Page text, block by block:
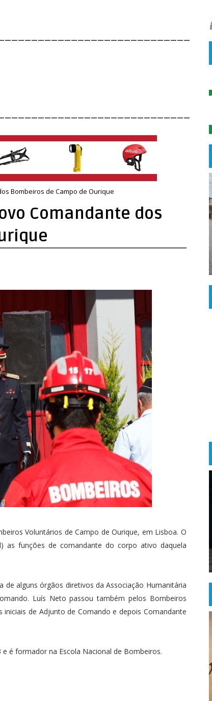
Bombeiros de Campo de Ourique
Comandante dos
Voluntários de Campo de Ourique, em Lisboa. O
as funções de comandante do corpo ativo daquela
alguns órgãos diretivos da Associação Humanitária
Luís Neto passou também pelos Bombeiros
de Adjunto de Comando e depois Comandante
é formador na Escola Nacional de Bombeiros.